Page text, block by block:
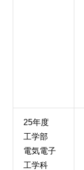
25年度
工学部
電気電子
工学科